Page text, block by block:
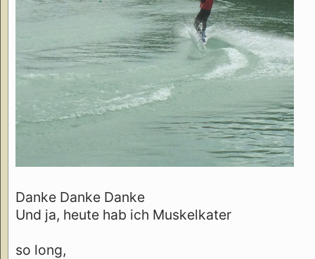
Danke Danke Danke
Und ja, heute hab ich Muskelkater
so long,